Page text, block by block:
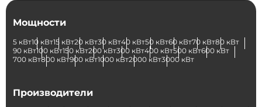
Мощности
5 кВт10 кВт15 кВт20 кВт30 кВт40 кВт50 кВт60 кВт70 кВт80 кВт
90 кВт100 кВт150 кВт200 кВт300 кВт400 кВт500 кВт600 кВт
700 кВт800 кВт900 кВт1000 кВт2000 кВт3000 кВт
Производители